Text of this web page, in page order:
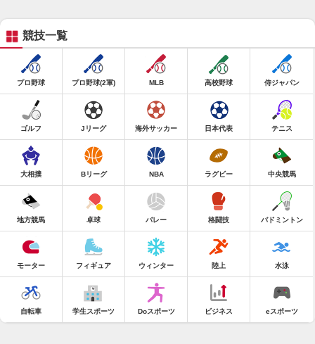
競技一覧
プロ野球 プロ野球(2軍) MLB 高校野球 侍ジャパン
ゴルフ Jリーグ 海外サッカー 日本代表 テニス
大相撲 Bリーグ NBA ラグビー 中央競馬
地方競馬 卓球 バレー 格闘技 バドミントン
モーター フィギュア ウィンター 陸上 水泳
自転車 学生スポーツ Doスポーツ ビジネス eスポーツ